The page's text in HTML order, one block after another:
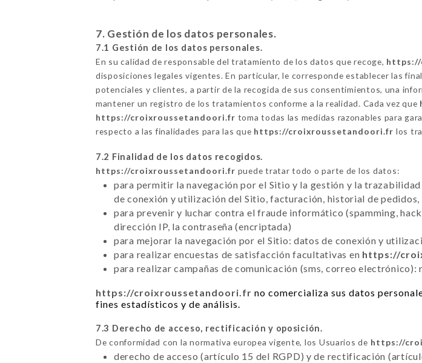
7. Gestión de los datos personales.
7.1 Gestión de los datos personales.
En su calidad de responsable del tratamiento de los datos que recoge,
disposiciones legales vigentes. En particular, le corresponde establecer las
potenciales y clientes, a partir de la recogida de sus consentimientos, una
mantener un registro de los tratamientos conforme a la realidad. Cada vez que
https://croixroussetandoori.fr toma todas las medidas razonables para
respecto a las finalidades para las que https://croixroussetandoori.fr los
7.2 Finalidad de los datos recogidos.
https://croixroussetandoori.fr puede tratar todo o parte de los datos:
para permitir la navegación por el Sitio y la gestión y la
de conexión y utilización del Sitio, facturación, historial de pedidos,
para prevenir y luchar contra el fraude informático (spamming,
dirección IP, la contraseña (encriptada)
para mejorar la navegación por el Sitio: datos de conexión y
para realizar encuestas de satisfacción facultativas en https://
para realizar campañas de comunicación (sms, correo
https://croixroussetandoori.fr no comercializa sus datos
fines estadísticos y de análisis.
7.3 Derecho de acceso, rectificación y oposición.
De conformidad con la normativa europea vigente, los Usuarios de https://
derecho de acceso (artículo 15 del RGPD) y de rectificación